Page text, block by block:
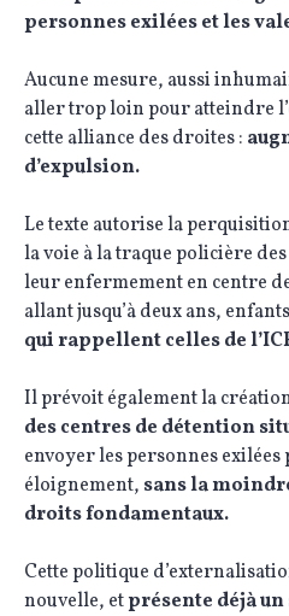
personnes exilées et les
Aucune mesure, aussi
aller trop loin pour atteindre
cette alliance des droites :
d’expulsion.
Le texte autorise la
la voie à la traque policière
leur enfermement en centre
allant jusqu’à deux ans,
qui rappellent celles de
Il prévoit également la
des centres de détention
envoyer les personnes
éloignement, sans la
droits fondamentaux.
Cette politique
nouvelle, etprésente déjà